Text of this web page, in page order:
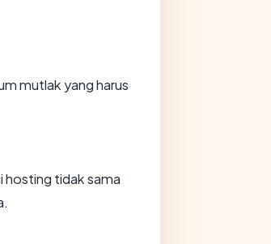
mutlak yang harus
hosting tidak sama